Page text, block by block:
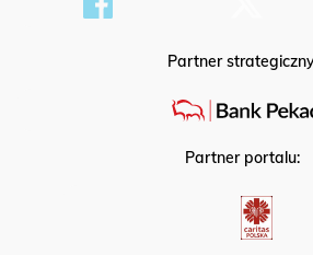
Partner
Partner portalu: